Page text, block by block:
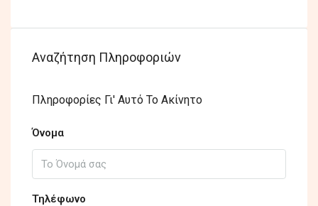
Αναζήτηση Πληροφοριών
Πληροφορίες Γι' Αυτό Το Ακίνητο
Όνομα
Τηλέφωνο